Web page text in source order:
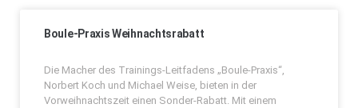
Boule-Praxis Weihnachtsrabatt
Die Macher des Trainings-Leitfadens „Boule-Praxis“,
Norbert Koch und Michael Weise, bieten in der
Vorweihnachtszeit einen Sonder-Rabatt. Mit einem